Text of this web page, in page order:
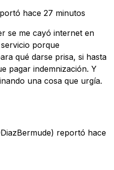
hace 27 minutos
se me cayó internet en
porque
qué darse prisa, si hasta
pagar indemnización. Y
una cosa que urgía.
reportó hace